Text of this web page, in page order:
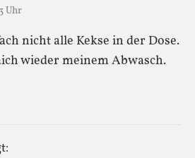
Uhr
nicht alle Kekse in der Dose.
wieder meinem Abwasch.